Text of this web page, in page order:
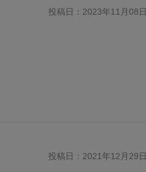
投稿日：2023年11月08日
投稿日：2021年12月29日